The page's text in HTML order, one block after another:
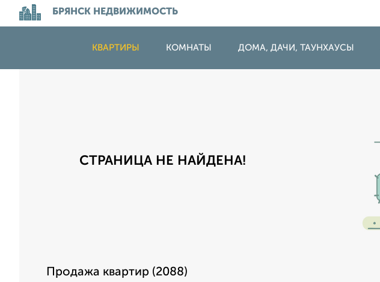
БРЯНСК НЕДВИЖИМОСТЬ
КВАРТИРЫ КОМНАТЫ ДОМА, ДАЧИ, ТАУНХАУСЫ
СТРАНИЦА НЕ НАЙДЕНА!
Продажа квартир (2088)